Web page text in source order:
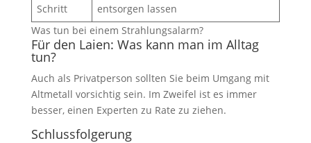
Schritt
entsorgen lassen
Was tun bei einem Strahlungsalarm?
Für den Laien: Was kann man im Alltag
tun?
Auch als Privatperson sollten Sie beim Umgang mit
Altmetall vorsichtig sein. Im Zweifel ist es immer
besser, einen Experten zu Rate zu ziehen.
Schlussfolgerung